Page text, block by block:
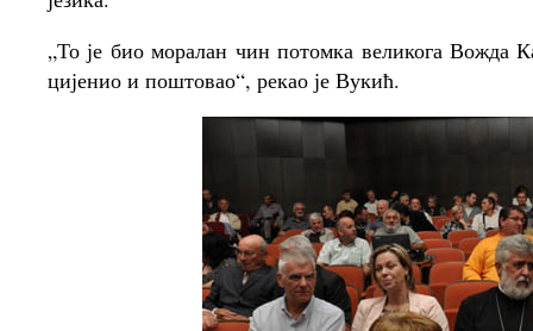
„То је био моралан чин потомка великога Вожда
цијенио и поштовао“, рекао је Вукић.